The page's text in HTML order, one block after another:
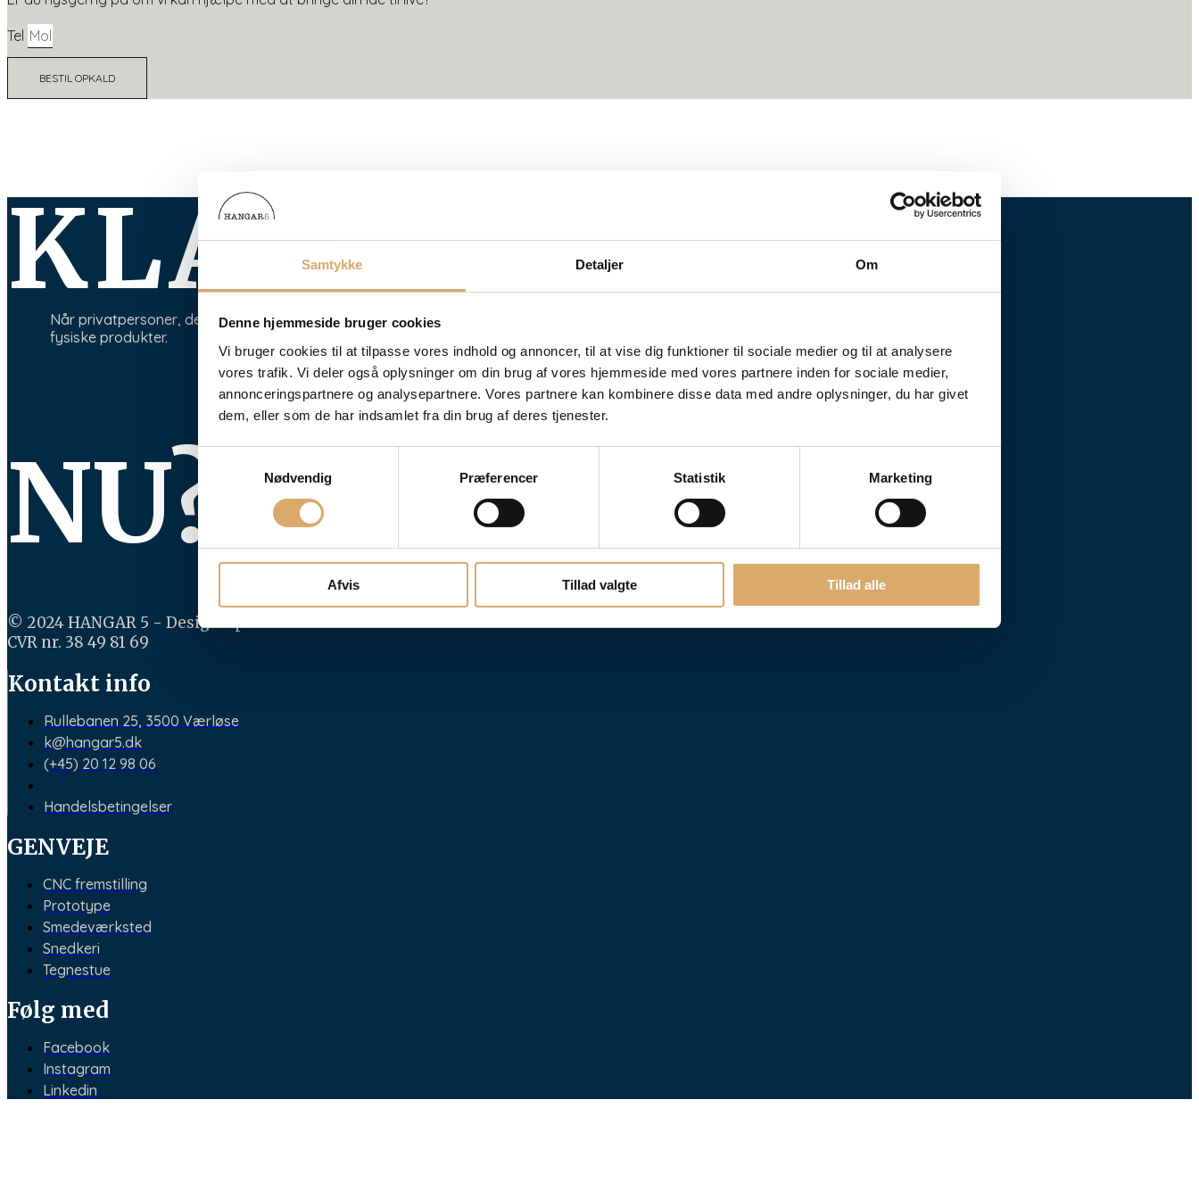
Samtykke Detaljer Om
Denne hjemmeside bruger cookies
Vi bruger cookies til at tilpasse vores indhold og annoncer, til at vise dig funktioner til sociale medier og til at analysere
vores trafik. Vi deler også oplysninger om din brug af vores hjemmeside med vores partnere inden for sociale medier,
annonceringspartnere og analysepartnere. Vores partnere kan kombinere disse data med andre oplysninger, du har givet
dem, eller som de har indsamlet fra din brug af deres tjenester.
Samtykkevalg
Nødvendig
Præferencer Statistik Marketing
Afvis Tillad valgte Tillad alle
Tel
BESTIL OPKALD
KLAR
Når privatpersoner, designere, arkitekter, designhuse og start-ups har brug for udvikling og fremstilling af
fysiske produkter.
NU?
© 2024 HANGAR 5 - Design ApS
CVR nr. 38 49 81 69
Kontakt info
Rullebanen 25, 3500 Værløse
k@hangar5.dk
(+45) 20 12 98 06
Handelsbetingelser
GENVEJE
CNC fremstilling
Prototype
Smedeværksted
Snedkeri
Tegnestue
Følg med
Facebook
Instagram
Linkedin